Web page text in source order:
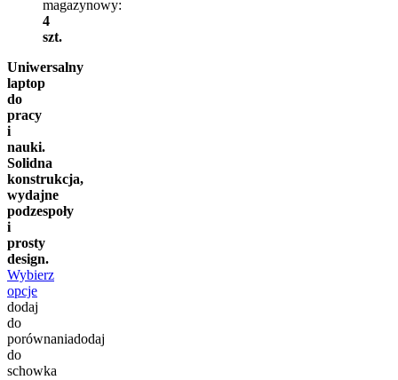
magazynowy:
4
szt.
Uniwersalny
laptop
do
pracy
i
nauki.
Solidna
konstrukcja,
wydajne
podzespoły
i
prosty
design.
Wybierz
opcje
dodaj
do
porównaniadodaj
do
schowka